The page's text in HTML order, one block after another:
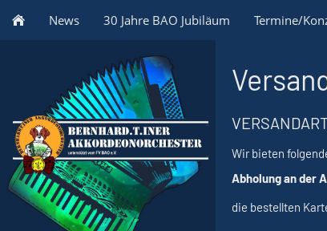
News 30 Jahre BAO Jubiläum Termine/
Wir bieten
Abholung an der
die bestellten